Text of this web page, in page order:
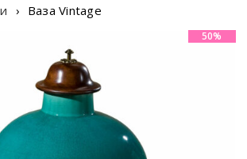
› Ваза Vintage
50%